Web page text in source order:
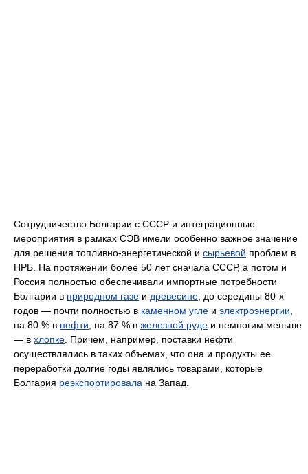
Сотрудничество Болгарии с СССР и интеграционные
мероприятия в рамках СЭВ имели особенно важное значение
для решения топливно-энергетической и сырьевой проблем в
НРБ. На протяжении более 50 лет сначала СССР, а потом и
Россия полностью обеспечивали импортные потребности
Болгарии в природном газе и древесине; до середины 80-х
годов — почти полностью в каменном угле и электроэнергии
на 80 % в нефти , на 87 % в железной руде и немногим меньше
— в хлопке . Причем, например, поставки нефти
осуществлялись в таких объемах, что она и продукты ее
переработки долгие годы являлись товарами, которые
Болгария реэкспортировала на Запад.